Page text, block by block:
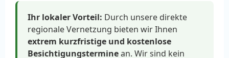
Ihr lokaler Vorteil: Durch unsere direkte
regionale Vernetzung bieten wir Ihnen
extrem kurzfristige und kostenlose
Besichtigungsterminean. Wir sind kein